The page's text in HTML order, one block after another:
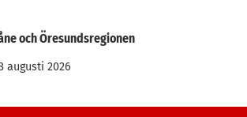
och Öresundsregionen
augusti 2026